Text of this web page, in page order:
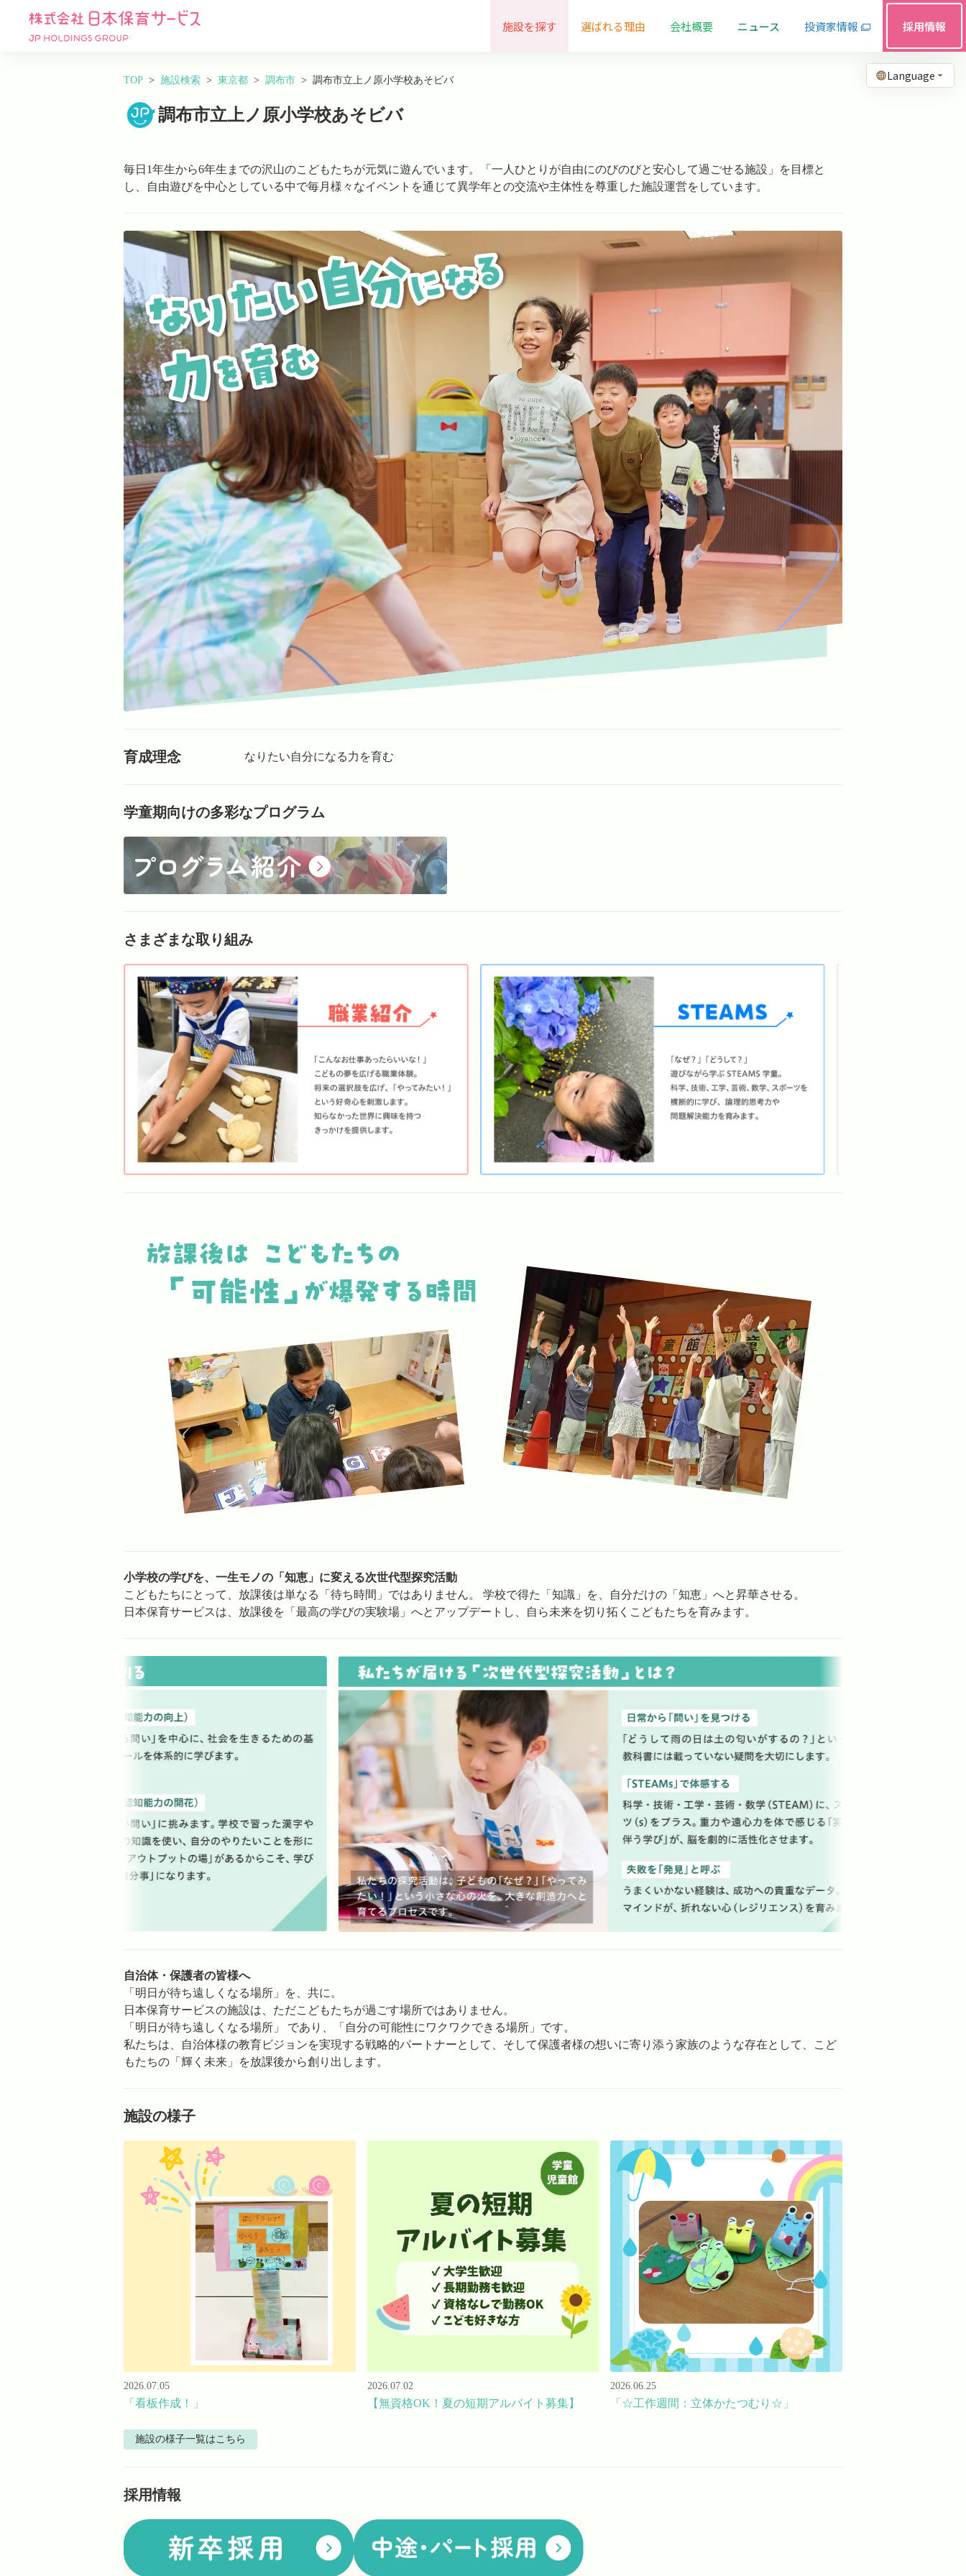
Language
施設を探す 選ばれる理由 会社概要 ニュース 投資家情報 採用情報
TOP 施設検索 東京都 調布市 調布市立上ノ原小学校あそビバ
調布市立上ノ原小学校あそビバ
毎日1年生から6年生までの沢山のこどもたちが元気に遊んでいます。「一人ひとりが自由にのびのびと安心して過ごせる施設」を目標と
し、自由遊びを中心としている中で毎月様々なイベントを通じて異学年との交流や主体性を尊重した施設運営をしています。
育成理念 なりたい自分になる力を育む
学童期向けの多彩なプログラム
さまざまな取り組み
小学校の学びを、一生モノの「知恵」に変える次世代型探究活動
こどもたちにとって、放課後は単なる「待ち時間」ではありません。 学校で得た「知識」を、自分だけの「知恵」へと昇華させる。
日本保育サービスは、放課後を「最高の学びの実験場」へとアップデートし、自ら未来を切り拓くこどもたちを育みます。
自治体・保護者の皆様へ
「明日が待ち遠しくなる場所」を、共に。
日本保育サービスの施設は、ただこどもたちが過ごす場所ではありません。
「明日が待ち遠しくなる場所」 であり、「自分の可能性にワクワクできる場所」です。
私たちは、自治体様の教育ビジョンを実現する戦略的パートナーとして、そして保護者様の想いに寄り添う家族のような存在として、こど
もたちの「輝く未来」を放課後から創り出します。
施設の様子
2026.07.05
「看板作成！」
2026.07.02
【無資格OK！夏の短期アルバイト募集】
2026.06.25
「☆工作週間：立体かたつむり☆」
施設の様子一覧はこちら
採用情報